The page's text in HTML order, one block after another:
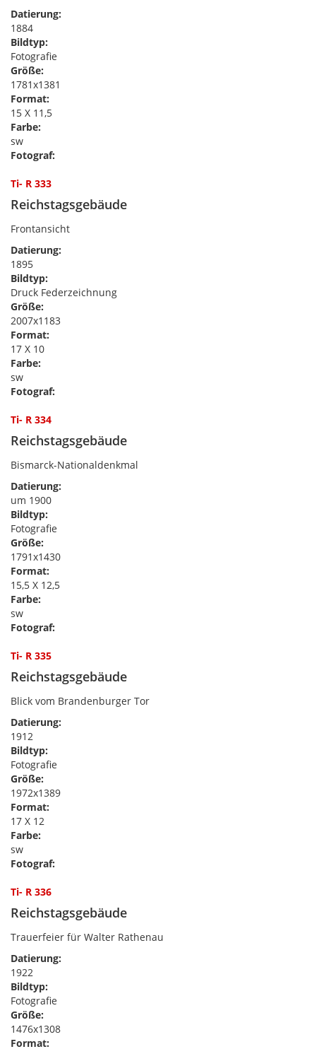
Datierung:
1884
Bildtyp:
Fotografie
Größe:
1781x1381
Format:
15 X 11,5
Farbe:
sw
Fotograf:
Ti- R 333
Reichstagsgebäude
Frontansicht
Datierung:
1895
Bildtyp:
Druck Federzeichnung
Größe:
2007x1183
Format:
17 X 10
Farbe:
sw
Fotograf:
Ti- R 334
Reichstagsgebäude
Bismarck-Nationaldenkmal
Datierung:
um 1900
Bildtyp:
Fotografie
Größe:
1791x1430
Format:
15,5 X 12,5
Farbe:
sw
Fotograf:
Ti- R 335
Reichstagsgebäude
Blick vom Brandenburger Tor
Datierung:
1912
Bildtyp:
Fotografie
Größe:
1972x1389
Format:
17 X 12
Farbe:
sw
Fotograf:
Ti- R 336
Reichstagsgebäude
Trauerfeier für Walter Rathenau
Datierung:
1922
Bildtyp:
Fotografie
Größe:
1476x1308
Format: